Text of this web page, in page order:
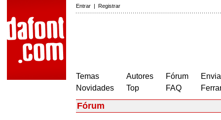
Entrar | Registrar
Temas
Novidades
Autores
Top
Fórum
FAQ
Fórum